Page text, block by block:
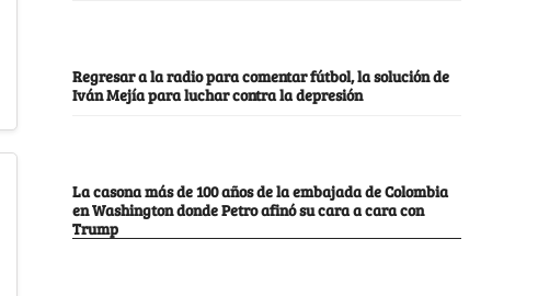
Regresar a la radio para comentar fútbol, la solución de
Iván Mejía para luchar contra la depresión
La casona más de 100 años de la embajada de Colombia
en Washington donde Petro afinó su cara a cara con
Trump